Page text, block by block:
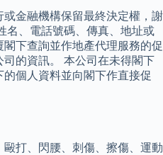
金融機構保留最終決定權，謝
名、電話號碼、傳真、地址或
下查詢並作地產代理服務的促
的資訊。 本公司在未得閣下
個人資料並向閣下作直接促
打、閃腰、刺傷、擦傷、運動